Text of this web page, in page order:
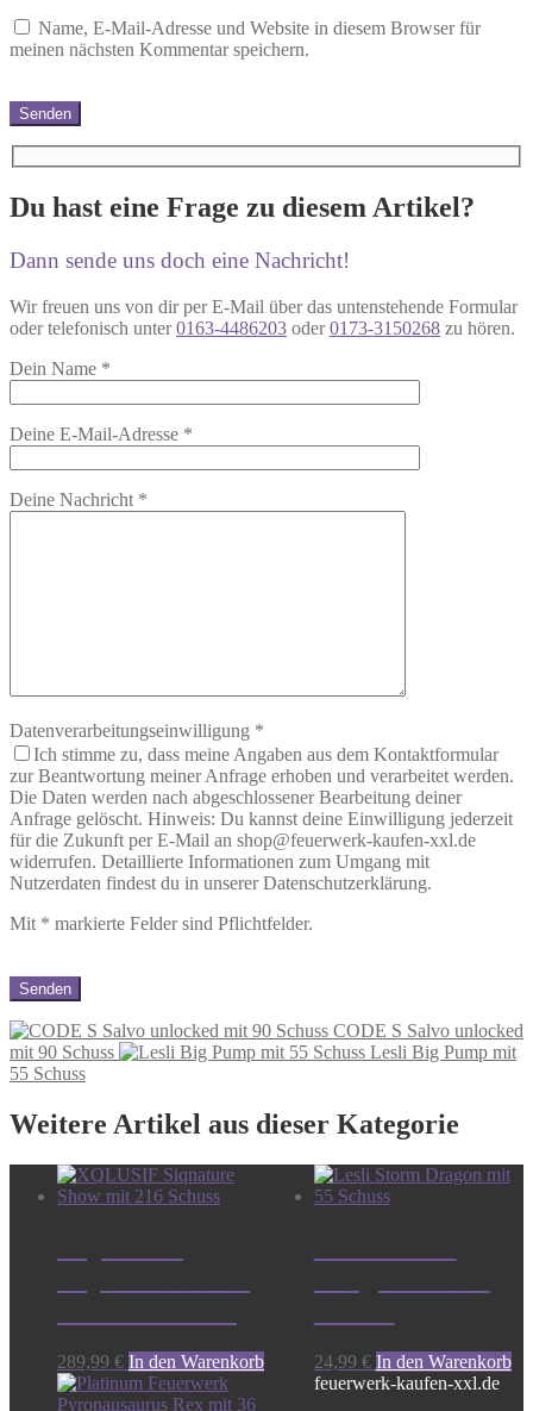
Name, E-Mail-Adresse und Website in diesem Browser für
meinen nächsten Kommentar speichern.
Du hast eine Frage zu diesem Artikel?
Dann sende uns doch eine Nachricht!
Wir freuen uns von dir per E-Mail über das untenstehende Formular
oder telefonisch unter0163-4486203 oder0173-3150268 zu hören.
Dein Name *
Deine E-Mail-Adresse *
Deine Nachricht *
Datenverarbeitungseinwilligung *
Ich stimme zu, dass meine Angaben aus dem Kontaktformular
zur Beantwortung meiner Anfrage erhoben und verarbeitet werden.
Die Daten werden nach abgeschlossener Bearbeitung deiner
Anfrage gelöscht. Hinweis: Du kannst deine Einwilligung jederzeit
für die Zukunft per E-Mail an shop@feuerwerk-kaufen-xxl.de
widerrufen. Detaillierte Informationen zum Umgang mit
Nutzerdaten findest du in unserer Datenschutzerklärung.
Mit * markierte Felder sind Pflichtfelder.
CODE S Salvo unlocked
mit 90 Schuss
Lesli Big Pump mit
55 Schuss
Weitere Artikel aus dieser Kategorie
289,99 € In den Warenkorb 24,99 € In den Warenkorb
feuerwerk-kaufen-xxl.de